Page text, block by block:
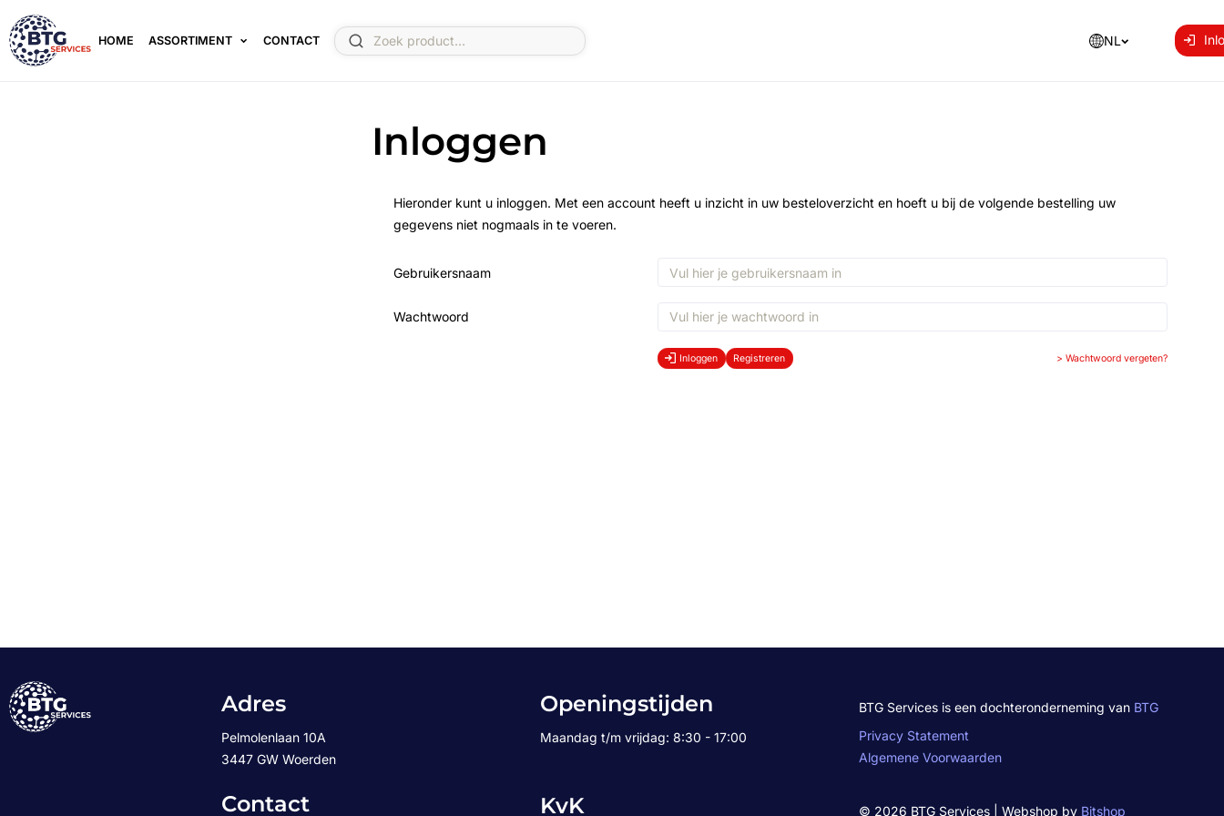
HOME ASSORTIMENT CONTACT NL
Inloggen
Hieronder kunt u inloggen. Met een account heeft u inzicht in uw besteloverzicht en hoeft u bij de volgende bestelling uw
gegevens niet nogmaals in te voeren.
Gebruikersnaam
Wachtwoord
Inloggen Registreren >Wachtwoord vergeten?
Adres
Pelmolenlaan 10A
3447 GW Woerden
Contact
Openingstijden
Maandag t/m vrijdag: 8:30 - 17:00
KvK
BTG Services is een dochteronderneming van BTG
Privacy Statement
Algemene Voorwaarden
© 2026 BTG Services | Webshop by Bitshop